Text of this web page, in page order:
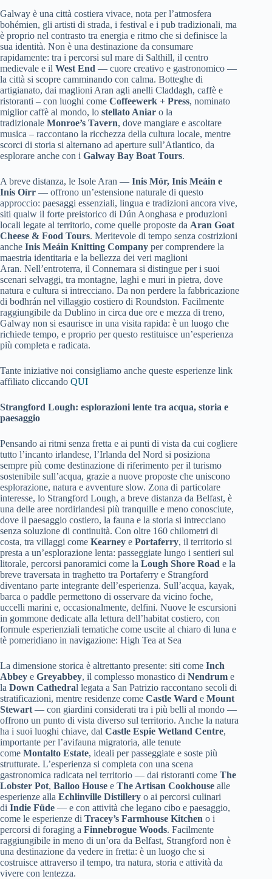
Galway è una città costiera vivace, nota per l’atmosfera
bohémien, gli artisti di strada, i festival e i pub tradizionali, ma
è proprio nel contrasto tra energia e ritmo che si definisce la
sua identità. Non è una destinazione da consumare
rapidamente: tra i percorsi sul mare di Salthill, il centro
medievale e il West End — cuore creativo e gastronomico —
la città si scopre camminando con calma. Botteghe di
artigianato, dai maglioni Aran agli anelli Claddagh, caffè e
ristoranti – con luoghi come Coffeewerk + Press, nominato
miglior caffè al mondo, lo stellato Aniar o la
tradizionale Monroe’s Tavern, dove mangiare e ascoltare
musica – raccontano la ricchezza della cultura locale, mentre
scorci di storia si alternano ad aperture sull’Atlantico, da
esplorare anche con i Galway Bay Boat Tours.
A breve distanza, le Isole Aran — Inis Mór, Inis Meáin e
Inis Oírr — offrono un’estensione naturale di questo
approccio: paesaggi essenziali, lingua e tradizioni ancora vive,
siti qualw il forte preistorico di Dún Aonghasa e produzioni
locali legate al territorio, come quelle proposte da Aran Goat
Cheese & Food Tours. Meritevole di tempo senza costrizioni
anche Inis Meáin Knitting Company per comprendere la
maestria identitaria e la bellezza dei veri maglioni
Aran. Nell’entroterra, il Connemara si distingue per i suoi
scenari selvaggi, tra montagne, laghi e muri in pietra, dove
natura e cultura si intrecciano. Da non perdere la fabbricazione
di bodhrán nel villaggio costiero di Roundston. Facilmente
raggiungibile da Dublino in circa due ore e mezza di treno,
Galway non si esaurisce in una visita rapida: è un luogo che
richiede tempo, e proprio per questo restituisce un’esperienza
più completa e radicata.
Tante iniziative noi consigliamo anche queste esperienze link
affiliato cliccando QUI
Strangford Lough: esplorazioni lente tra acqua, storia e
paesaggio
Pensando ai ritmi senza fretta e ai punti di vista da cui cogliere
tutto l’incanto irlandese, l’Irlanda del Nord si posiziona
sempre più come destinazione di riferimento per il turismo
sostenibile sull’acqua, grazie a nuove proposte che uniscono
esplorazione, natura e avventure slow. Zona di particolare
interesse, lo Strangford Lough, a breve distanza da Belfast, è
una delle aree nordirlandesi più tranquille e meno conosciute,
dove il paesaggio costiero, la fauna e la storia si intrecciano
senza soluzione di continuità. Con oltre 160 chilometri di
costa, tra villaggi come Kearney e Portaferry, il territorio si
presta a un’esplorazione lenta: passeggiate lungo i sentieri sul
litorale, percorsi panoramici come la Lough Shore Road e la
breve traversata in traghetto tra Portaferry e Strangford
diventano parte integrante dell’esperienza. Sull’acqua, kayak,
barca o paddle permettono di osservare da vicino foche,
uccelli marini e, occasionalmente, delfini. Nuove le escursioni
in gommone dedicate alla lettura dell’habitat costiero, con
formule esperienziali tematiche come uscite al chiaro di luna e
tè pomeridiano in navigazione: High Tea at Sea
La dimensione storica è altrettanto presente: siti come Inch
Abbey e Greyabbey, il complesso monastico di Nendrum e
la Down Cathedral legata a San Patrizio raccontano secoli di
stratificazioni, mentre residenze come Castle Ward e Mount
Stewart — con giardini considerati tra i più belli al mondo —
offrono un punto di vista diverso sul territorio. Anche la natura
ha i suoi luoghi chiave, dal Castle Espie Wetland Centre,
importante per l’avifauna migratoria, alle tenute
come Montalto Estate, ideali per passeggiate e soste più
strutturate. L’esperienza si completa con una scena
gastronomica radicata nel territorio — dai ristoranti come The
Lobster Pot, Balloo House e The Artisan Cookhouse alle
esperienze alla Echlinville Distillery o ai percorsi culinari
di Indie Füde — e con attività che legano cibo e paesaggio,
come le esperienze di Tracey’s Farmhouse Kitchen o i
percorsi di foraging a Finnebrogue Woods. Facilmente
raggiungibile in meno di un’ora da Belfast, Strangford non è
una destinazione da vedere in fretta: è un luogo che si
costruisce attraverso il tempo, tra natura, storia e attività da
vivere con lentezza.